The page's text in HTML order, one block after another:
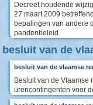
Decreet houdende
27 maart 2009
bepalingen van andere
pandenbeleid
besluit van de
besluit van de vlaamse
Besluit van de Vlaamse
urencontingenten voor